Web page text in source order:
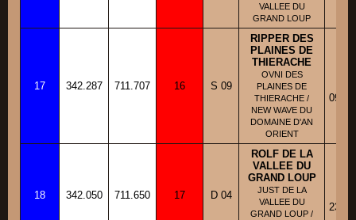
VALLEE DU
GRAND LOUP
17 342.287 711.707 16 S 09
RIPPER DES
PLAINES DE
THIERACHE
OVNI DES
PLAINES DE
THIERACHE /
NEW WAVE DU
DOMAINE D'AN
ORIENT
09/
18 342.050 711.650 17 D 04
ROLF DE LA
VALLEE DU
GRAND LOUP
JUST DE LA
VALLEE DU
GRAND LOUP /
23/